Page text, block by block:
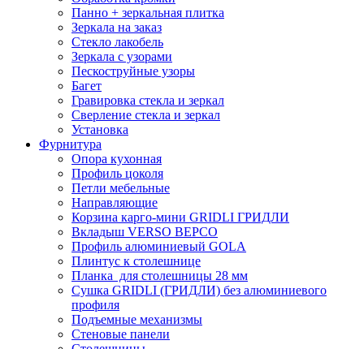
Панно + зеркальная плитка
Зеркала на заказ
Стекло лакобель
Зеркала с узорами
Пескоструйные узоры
Багет
Гравировка стекла и зеркал
Сверление стекла и зеркал
Установка
Фурнитура
Опора кухонная
Профиль цоколя
Петли мебельные
Направляющие
Корзина карго-мини GRIDLI ГРИДЛИ
Вкладыш VERSO ВЕРСО
Профиль алюминиевый GOLA
Плинтус к столешнице
Планка для столешницы 28 мм
Сушка GRIDLI (ГРИДЛИ) без алюминиевого
профиля
Подъемные механизмы
Стеновые панели